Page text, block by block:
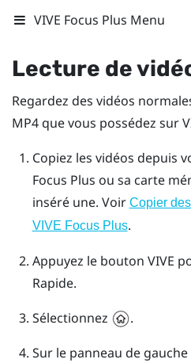
VIVE Focus Plus Menu
Lecture de
Regardez des vidéos
MP4 que vous possédez sur
Copiez les vidéos depuis
Focus Plus ou sa carte
inséré une. Voir Copier
VIVE FocusPlus.
Appuyez le bouton VIVE
Rapide.
Sélectionnez
.
Sur le panneau de gauche